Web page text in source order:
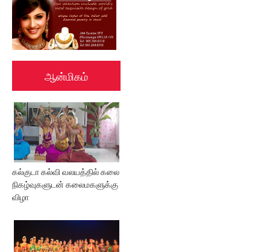
ஆன்மிகம்
கல்குடா கல்வி வலயத்தில் கலை
நிகழ்வுகளுடன் கலைமகளுக்கு
விழா